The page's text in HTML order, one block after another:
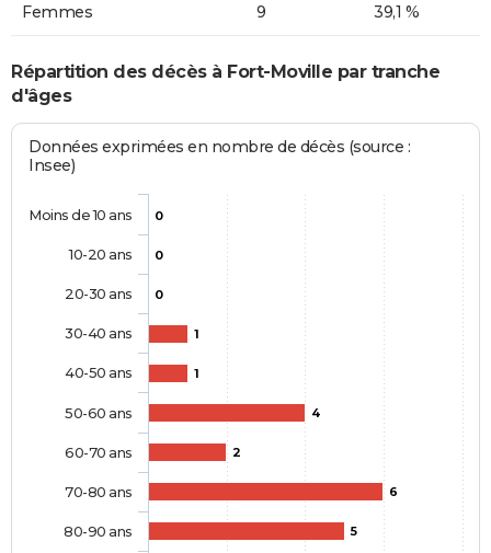
Femmes 9 39,1 %
Répartition des décès à Fort-Moville par tranche
d'âges
Données exprimées en nombre de décès (source :
Insee)
0
0
0
1
1
4
2
6
5
Moins de 10 ans
10-20 ans
20-30 ans
30-40 ans
40-50 ans
50-60 ans
60-70 ans
70-80 ans
80-90 ans